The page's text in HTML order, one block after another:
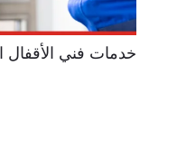
خدمات فني الأقفال